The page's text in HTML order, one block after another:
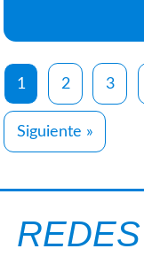
1 2 3
Siguiente »